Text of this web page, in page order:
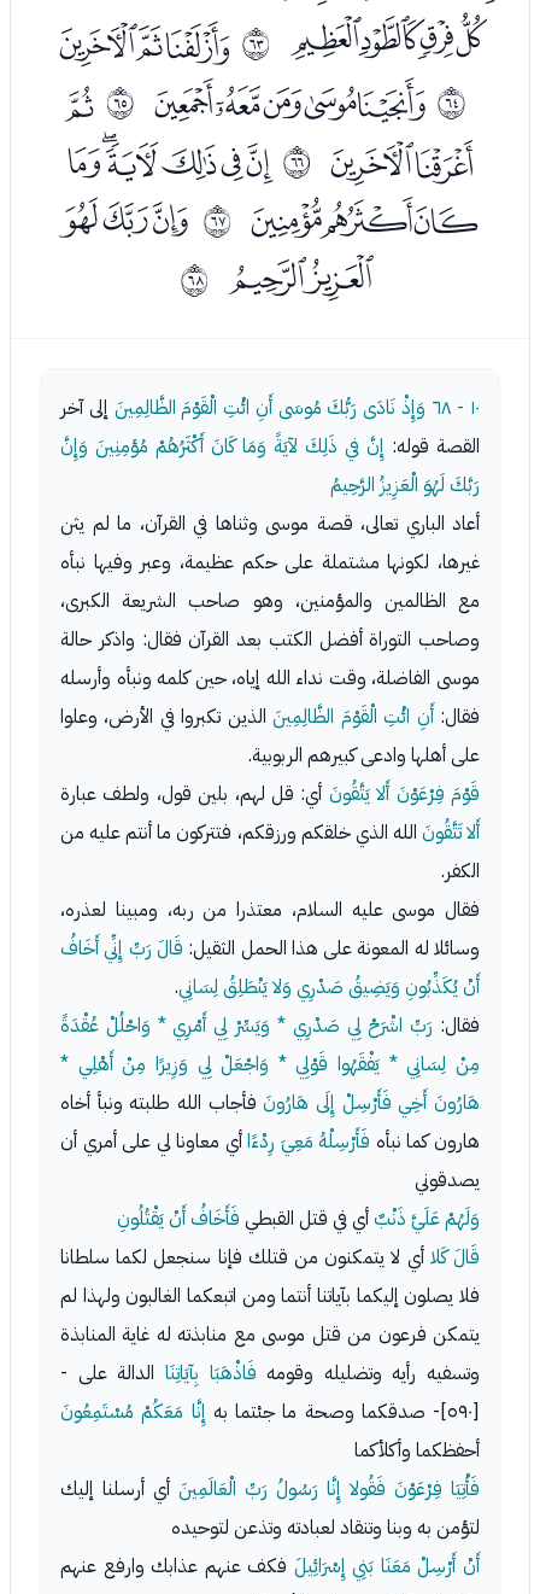
ﭬﭭﭮﭯ ﰾ ﭱﭲﭳ
ﰿﭵﭶﭷﭸﭹ ﱀ ﭻ
ﭼﭽ ﱁﭿﮀﮁﮂﮃﮄ
ﮅﮆﮇ ﱂ ﮉﮊﮋ
ﮌﮍ ﱃ
١٠ - ٦٨ وَإِذْ نَادَى رَبُّكَ مُوسَى أَنِ ائْتِ الْقَوْمَ الظَّالِمِينَ إلى آخر
القصة قوله: إِنَّ في ذَلِكَ لآيَةً وَمَا كَانَ أَكْثَرُهُمْ مُؤمِنِينَ وَإِنَّ
رَبَّكَ لَهُوَ الْعَزِيزُ الرَّحِيمُ
أعاد الباري تعالى، قصة موسى وثناها في القرآن، ما لم يثن
غيرها، لكونها مشتملة على حكم عظيمة، وعبر وفيها نبأه
مع الظالمين والمؤمنين، وهو صاحب الشريعة الكبرى،
وصاحب التوراة أفضل الكتب بعد القرآن فقال: واذكر حالة
موسى الفاضلة، وقت نداء الله إياه، حين كلمه ونبأه وأرسله
فقال:أَنِ ائْتِ الْقَوْمَ الظَّالِمِينَالذين تكبروا في الأرض، وعلوا
على أهلها وادعى كبيرهم الربوبية.
قَوْمَ فِرْعَوْنَ أَلا يَتَّقُونَ أي: قل لهم، بلين قول، ولطف عبارة
أَلا تَتَّقُونَ الله الذي خلقكم ورزقكم، فتتركون ما أنتم عليه من
الكفر.
فقال موسى عليه السلام، معتذرا من ربه، ومبينا لعذره،
وسائلا له المعونة على هذا الحمل الثقيل: قَالَ رَبِّ إِنِّي أَخَافُ
أَنْ يُكَذِّبُونِ وَيَضِيقُ صَدْرِي وَلا يَنْطَلِقُ لِسَانِي.
فقال: رَبِّ اشْرَحْ لِي صَدْرِي * وَيَسِّرْ لِي أَمْرِي * وَاحْلُلْ عُقْدَةً
مِنْ لِسَانِي * يَفْقَهُوا قَوْلِي * وَاجْعَلْ لِي وَزِيرًا مِنْ أَهْلِي *
هَارُونَ أَخِي فَأَرْسِلْ إِلَى هَارُونَفأجاب الله طلبته ونبأ أخاه
هارون كما نبأه فَأَرْسِلْهُ مَعِيَ رِدْءًاأي معاونا لي على أمري أن
يصدقوني
وَلَهُمْ عَلَيَّ ذَنْبٌأي في قتل القبطي فَأَخَافُ أَنْ يَقْتُلُونِ
قَالَ كَلا أي لا يتمكنون من قتلك فإنا سنجعل لكما سلطانا
فلا يصلون إليكما بآياتنا أنتما ومن اتبعكما الغالبون ولهذا لم
يتمكن فرعون من قتل موسى مع منابذته له غاية المنابذة
وتسفيه رأيه وتضليله وقومه فَاذْهَبَا بِآيَاتِنَا الدالة على -
[٥٩٠]- صدقكما وصحة ما جئتما به
إِنَّا مَعَكُمْ مُسْتَمِعُونَ
أحفظكما وأكلأكما
فَأْتِيَا فِرْعَوْنَ فَقُولا إِنَّا رَسُولُ رَبِّ الْعَالَمِينَ أي أرسلنا إليك
لتؤمن به وبنا وتنقاد لعبادته وتذعن لتوحيده
أَنْ أَرْسِلْ مَعَنَا بَنِي إِسْرَائِيلَ فكف عنهم عذابك وارفع عنهم